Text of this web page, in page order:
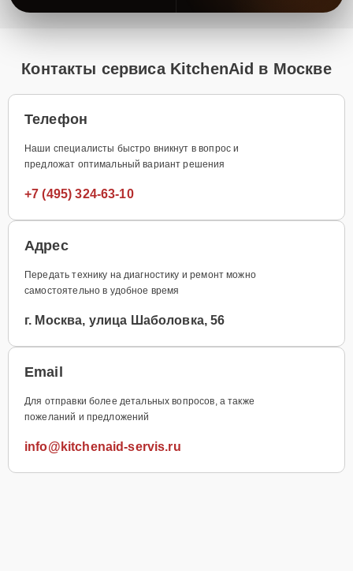
Контакты сервиса KitchenAid в Москве
Телефон
Наши специалисты быстро вникнут в вопрос и
предложат оптимальный вариант решения
+7 (495) 324-63-10
Адрес
Передать технику на диагностику и ремонт можно
самостоятельно в удобное время
г. Москва, улица Шаболовка, 56
Email
Для отправки более детальных вопросов, а также
пожеланий и предложений
info@kitchenaid-servis.ru